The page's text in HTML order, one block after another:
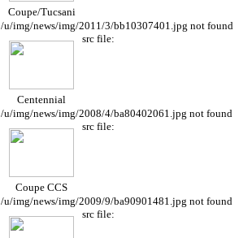
Coupe/Tucsani
/u/img/news/img/2011/3/bb10307401.jpg not found
Centennial
src file:
/u/img/news/img/2008/4/ba80402061.jpg not found
Coupe CCS
src file:
/u/img/news/img/2009/9/ba90901481.jpg not found
src file: